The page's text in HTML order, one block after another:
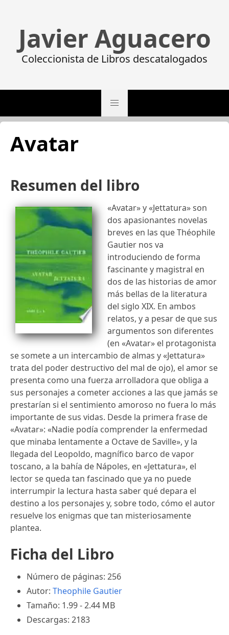
Javier Aguacero
Coleccionista de Libros descatalogados
Avatar
Resumen del libro
«Avatar» y «Jettatura» son
dos apasionantes novelas
breves en las que Théophile
Gautier nos va
introduciendo de forma
fascinante y magistral en
dos de las historias de amor
más bellas de la literatura
del siglo XIX. En ambos
relatos, y a pesar de que sus
argumentos son diferentes
(en «Avatar» el protagonista
se somete a un intercambio de almas y «Jettatura»
trata del poder destructivo del mal de ojo), el amor se
presenta como una fuerza arrolladora que obliga a
sus personajes a cometer acciones a las que jamás se
prestarían si el sentimiento amoroso no fuera lo más
importante de sus vidas. Desde la primera frase de
«Avatar»: «Nadie podía comprender la enfermedad
que minaba lentamente a Octave de Saville», y la
llegada del Leopoldo, magnífico barco de vapor
toscano, a la bahía de Nápoles, en «Jettatura», el
lector se queda tan fascinado que ya no puede
interrumpir la lectura hasta saber qué depara el
destino a los personajes y, sobre todo, cómo el autor
resuelve los enigmas que tan misteriosamente
plantea.
Ficha del Libro
Número de páginas: 256
Autor: Theophile Gautier
Tamaño: 1.99 - 2.44 MB
Descargas: 2183